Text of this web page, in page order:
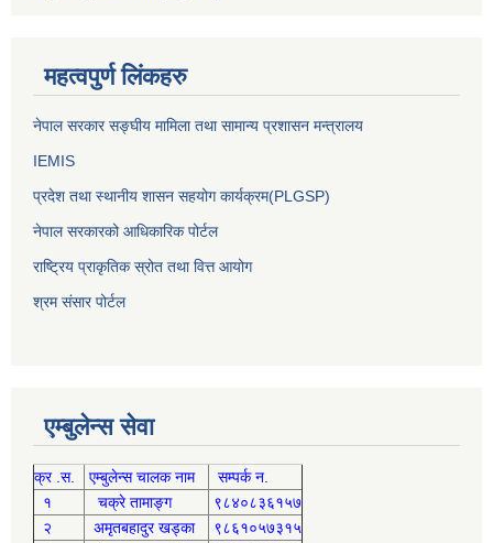
महत्वपुर्ण लिंकहरु
नेपाल सरकार सङ्घीय मामिला तथा सामान्य प्रशासन मन्त्रालय
IEMIS
प्रदेश तथा स्थानीय शासन सहयोग कार्यक्रम(PLGSP)
नेपाल सरकारको आधिकारिक पोर्टल
राष्ट्रिय प्राकृतिक स्रोत तथा वित्त आयोग
श्रम संसार पोर्टल
एम्बुलेन्स सेवा
क्र .स. एम्बुलेन्स चालक नाम
सम्पर्क न.
१
चक्रे तामाङ्ग
९८४०८३६१५७
२
अमृतबहादुर खड्का
९८६१०५७३१५